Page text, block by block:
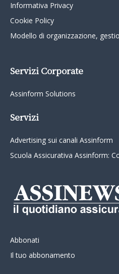
Informativa Privacy
Cookie Policy
Modello di organizzazione,
Servizi Corporate
Assinform Solutions
Servizi
Advertising sui canali Assinform
Scuola Assicurativa Assinform:
Abbonati
Il tuo abbonamento